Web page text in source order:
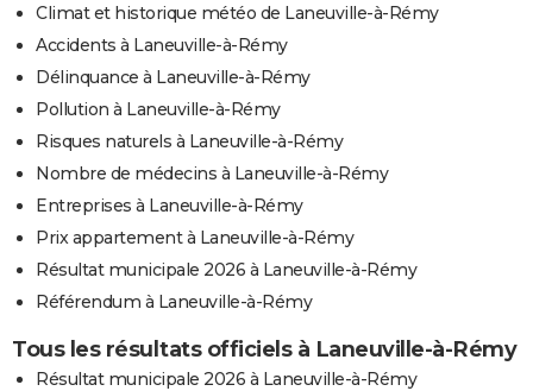
Climat et historique météo de Laneuville-à-Rémy
Accidents à Laneuville-à-Rémy
Délinquance à Laneuville-à-Rémy
Pollution à Laneuville-à-Rémy
Risques naturels à Laneuville-à-Rémy
Nombre de médecins à Laneuville-à-Rémy
Entreprises à Laneuville-à-Rémy
Prix appartement à Laneuville-à-Rémy
Résultat municipale 2026 à Laneuville-à-Rémy
Référendum à Laneuville-à-Rémy
Tous les résultats officiels à Laneuville-à-Rémy
Résultat municipale 2026 à Laneuville-à-Rémy